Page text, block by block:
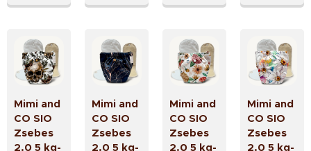
Mimi and
CO SIO
Zsebes
2.0 5 kg-
Mimi and
CO SIO
Zsebes
2.0 5 kg-
Mimi and
CO SIO
Zsebes
2.0 5 kg-
Mimi and
CO SIO
Zsebes
2.0 5 kg-